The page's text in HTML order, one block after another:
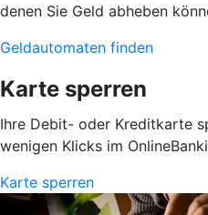
denen Sie Geld abheben
Geldautomaten finden
Karte sperren
Ihre Debit- oder Kreditkarte
wenigen Klicks im
Karte sperren